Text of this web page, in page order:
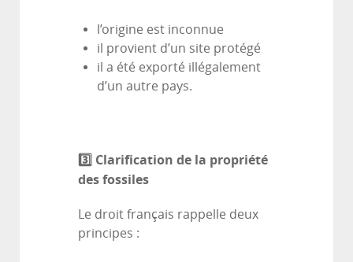
l’origine est inconnue
il provient d’un site protégé
il a été exporté illégalement
d’un autre pays.
3️ ⃣ Clarification de la propriété
des fossiles
Le droit français rappelle deux
principes :